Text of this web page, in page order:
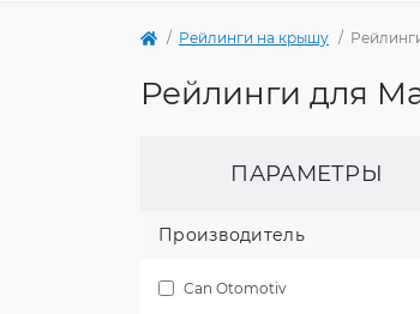
Рейлинги на крышу
Рейлинги для
ПАРАМЕТРЫ
Производитель
Can Otomotiv